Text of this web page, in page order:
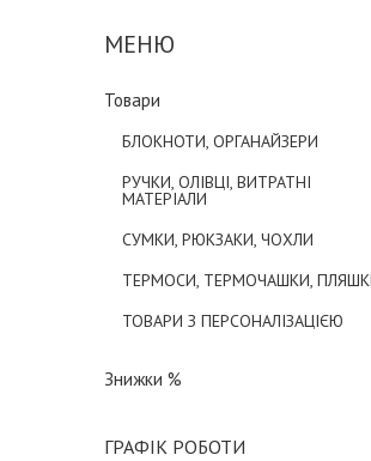
Товари
БЛОКНОТИ, ОРГАНАЙЗЕРИ
РУЧКИ, ОЛІВЦІ, ВИТРАТНІ
МАТЕРІАЛИ
СУМКИ, РЮКЗАКИ, ЧОХЛИ
ТЕРМОСИ, ТЕРМОЧАШКИ,
ТОВАРИ З ПЕРСОНАЛІЗАЦІЄЮ
Знижки %
ГРАФІК РОБОТИ